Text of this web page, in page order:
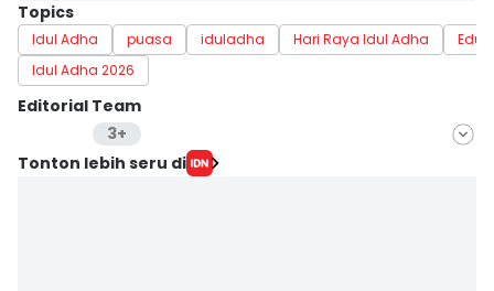
Topics
Idul Adha puasa iduladha Hari Raya Idul Adha
Idul Adha 2026
Editorial Team
3+
Editor
Tonton lebih seru di